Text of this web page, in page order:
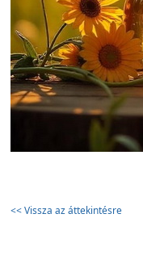
<< Vissza az áttekintésre